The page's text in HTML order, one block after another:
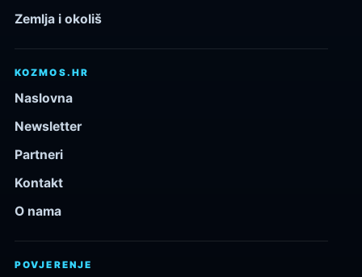
Zemlja i okoliš
KOZMOS.HR
Naslovna
Newsletter
Partneri
Kontakt
O nama
POVJERENJE